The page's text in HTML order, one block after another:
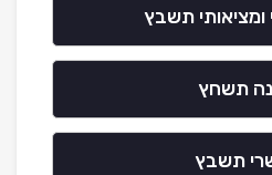
תשבץ
תשחץ
תשבץ